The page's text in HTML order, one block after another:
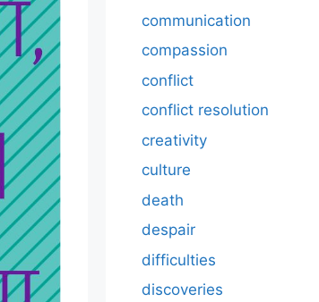
communication
compassion
conflict
conflict resolution
creativity
culture
death
despair
difficulties
discoveries